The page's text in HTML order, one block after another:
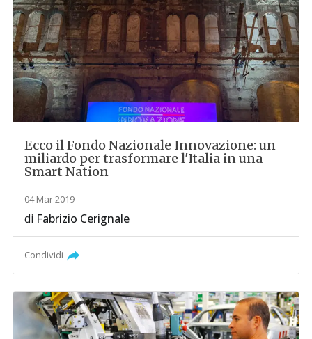
Ecco il Fondo Nazionale Innovazione: un
miliardo per trasformare l'Italia in una
Smart Nation
04 Mar 2019
di Fabrizio Cerignale
Condividi